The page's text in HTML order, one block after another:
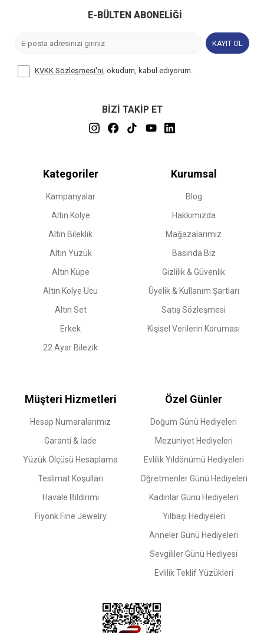
E-BÜLTEN ABONELIĞI
KAYIT OL
KVKK Sözleşmesi'ni, okudum, kabul ediyorum.
BİZİ TAKİP ET
Kategoriler
Kampanyalar
Altın Kolye
Altın Bileklik
Altın Yüzük
Altın Küpe
Altın Kolye Ucu
Altın Set
Erkek
22 Ayar Bilezik
Kurumsal
Blog
Hakkımızda
Mağazalarımız
Basında Biz
Gizlilik & Güvenlik
Üyelik & Kullanım Şartları
Satış Sözleşmesi
Kişisel Verilerin Koruması
Müşteri Hizmetleri
Hesap Numaralarımız
Garanti & İade
Yüzük Ölçüsü Hesaplama
Teslimat Koşulları
Havale Bildirimi
Fiyonk Fine Jewelry
Özel Günler
Doğum Günü Hediyeleri
Mezuniyet Hediyeleri
Evlilik Yıldönümü Hediyeleri
Öğretmenler Günü Hediyeleri
Kadınlar Günü Hediyeleri
Yılbaşı Hediyeleri
Anneler Günü Hediyeleri
Sevgililer Günü Hediyesi
Evlilik Teklif Yüzükleri